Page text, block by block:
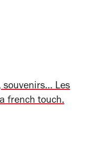
Les
french touch.